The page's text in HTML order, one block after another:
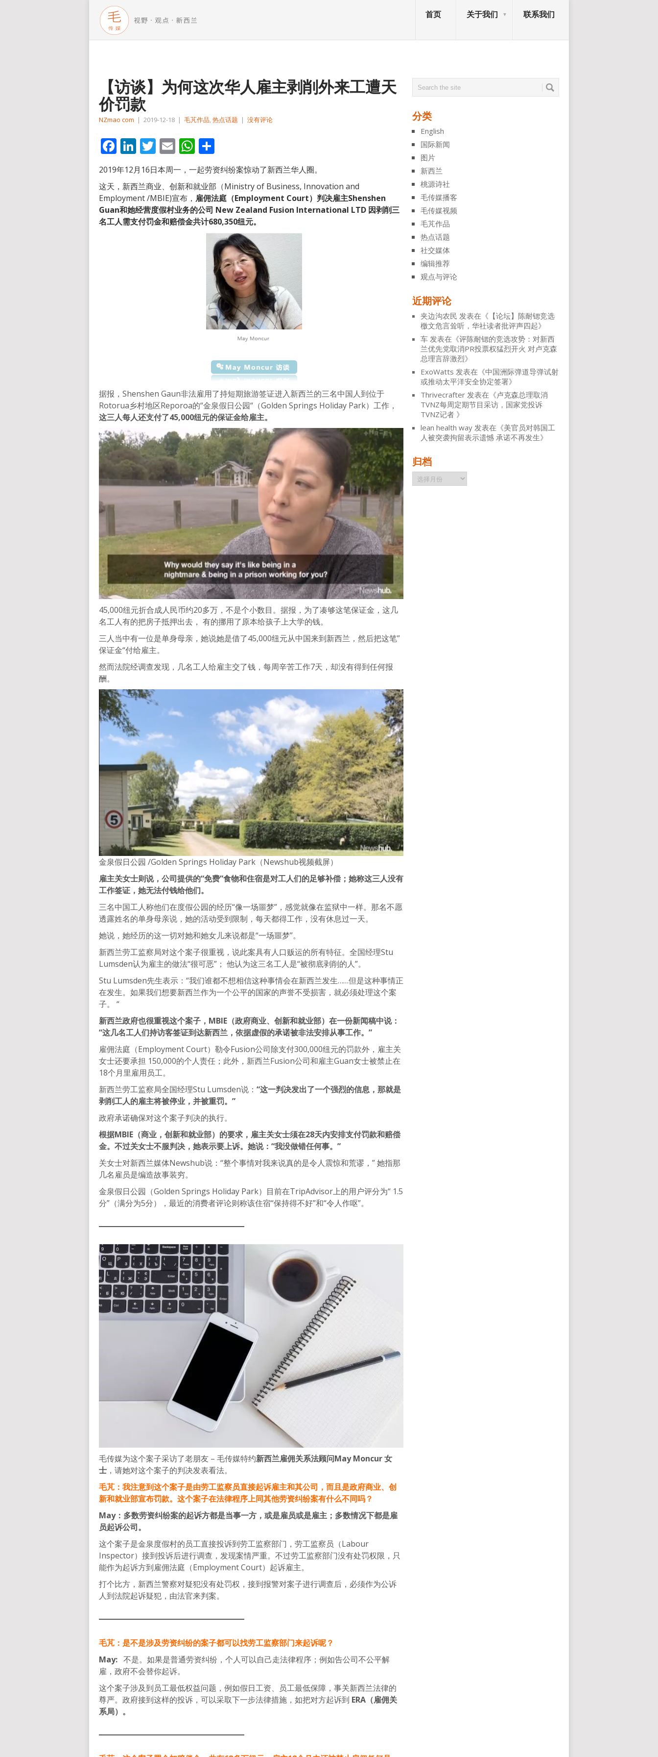
首页 关于我们 联系我们
【访谈】为何这次华人雇主剥削外来工遭天
价罚款
NZmao com | 2019-12-18 | 毛芃作品,热点话题 | 没有评论
Facebook
LinkedIn
Twitter
EmailWhatsApp
享
2019年12月16日本周一，一起劳资纠纷案惊动了新西兰华人圈。
这天，新西兰商业、创新和就业部（Ministry of Business, Innovation and
Employment /MBIE)宣布， 雇佣法庭（Employment Court）判决雇主Shenshen
Guan和她经营度假村业务的公司 New Zealand Fusion International LTD 因剥削三
名工人需支付罚金和赔偿金共计680,350纽元。
据报，Shenshen Gaun非法雇用了持短期旅游签证进入新西兰的三名中国人到位于
Rotorua乡村地区Reporoa的“金泉假日公园“（Golden Springs Holiday Park）工作，
这三人每人还支付了45,000纽元的保证金给雇主。
45,000纽元折合成人民币约20多万，不是个小数目。据报，为了凑够这笔保证金，这几
名工人有的把房子抵押出去， 有的挪用了原本给孩子上大学的钱。
三人当中有一位是单身母亲，她说她是借了45,000纽元从中国来到新西兰，然后把这笔”
保证金“付给雇主。
然而法院经调查发现，几名工人给雇主交了钱，每周辛苦工作7天，却没有得到任何报
酬。
金泉假日公园 /Golden Springs Holiday Park（Newshub视频截屏）
雇主关女士则说，公司提供的“免费”食物和住宿是对工人们的足够补偿；她称这三人没有
工作签证，她无法付钱给他们。
三名中国工人称他们在度假公园的经历“像一场噩梦”，感觉就像在监狱中一样。那名不愿
透露姓名的单身母亲说，她的活动受到限制，每天都得工作，没有休息过一天。
她说，她经历的这一切对她和她女儿来说都是“一场噩梦”。
新西兰劳工监察局对这个案子很重视，说此案具有人口贩运的所有特征。全国经理Stu
Lumsden认为雇主的做法“很可恶”； 他认为这三名工人是“被彻底剥削的人”。
Stu Lumsden先生表示：“我们谁都不想相信这种事情会在新西兰发生……但是这种事情正
在发生。如果我们想要新西兰作为一个公平的国家的声誉不受损害，就必须处理这个案
子。 “
新西兰政府也很重视这个案子，MBIE（政府商业、创新和就业部）在一份新闻稿中说：
“这几名工人们持访客签证到达新西兰，依据虚假的承诺被非法安排从事工作。”
雇佣法庭（Employment Court）勒令Fusion公司除支付300,000纽元的罚款外，雇主关
女士还要承担 150,000的个人责任；此外，新西兰Fusion公司和雇主Guan女士被禁止在
18个月里雇用员工。
新西兰劳工监察局全国经理Stu Lumsden说： “这一判决发出了一个强烈的信息，那就是
剥削工人的雇主将被停业，并被重罚。”
政府承诺确保对这个案子判决的执行。
根据MBIE（商业，创新和就业部）的要求，雇主关女士须在28天内安排支付罚款和赔偿
金。不过关女士不服判决，她表示要上诉。她说：“我没做错任何事。”
关女士对新西兰媒体Newshub说：“整个事情对我来说真的是令人震惊和荒谬，” 她指那
几名雇员是编造故事装穷。
金泉假日公园（Golden Springs Holiday Park）目前在TripAdvisor上的用户评分为“ 1.5
分”（满分为5分），最近的消费者评论则称该住宿“保持得不好”和“令人作呕”。
毛传媒为这个案子采访了老朋友 – 毛传媒特约新西兰雇佣关系法顾问May Moncur 女
士 ，请她对这个案子的判决发表看法。
毛芃：我注意到这个案子是由劳工监察员直接起诉雇主和其公司，而且是政府商业、创
新和就业部宣布罚款。这个案子在法律程序上同其他劳资纠纷案有什么不同吗？
May：多数劳资纠纷案的起诉方都是当事一方，或是雇员或是雇主；多数情况下都是雇
员起诉公司。
这个案子是金泉度假村的员工直接投诉到劳工监察部门，劳工监察员（Labour
Inspector）接到投诉后进行调查，发现案情严重。不过劳工监察部门没有处罚权限，只
能作为起诉方到雇佣法庭（Employment Court）起诉雇主。
打个比方，新西兰警察对疑犯没有处罚权，接到报警对案子进行调查后，必须作为公诉
人到法院起诉疑犯，由法官来判案。
毛芃：是不是涉及劳资纠纷的案子都可以找劳工监察部门来起诉呢？
May: 不是。如果是普通劳资纠纷，个人可以自己走法律程序；例如告公司不公平解
雇，政府不会替你起诉。
这个案子涉及到员工最低权益问题，例如假日工资、员工最低保障，事关新西兰法律的
尊严。政府接到这样的投诉，可以采取下一步法律措施，如把对方起诉到 ERA（雇佣关
系局）。
分类
English
国际新闻
图片
新西兰
桃源诗社
毛传媒播客
毛传媒视频
毛芃作品
热点话题
社交媒体
编辑推荐
观点与评论
近期评论
夹边沟农民 发表在《 【论坛】陈耐锶竞选
檄文危言耸听，华社读者批评声四起》
车 发表在《评陈耐锶的竞选攻势：对新西
兰优先党取消PR投票权猛烈开火 对卢克森
总理言辞激烈》
ExoWatts 发表在《中国洲际弹道导弹试射
或推动太平洋安全协定签署》
Thrivecrafter 发表在《卢克森总理取消
TVNZ每周定期节目采访，国家党投诉
TVNZ记者 》
lean health way 发表在《美官员对韩国工
人被突袭拘留表示遗憾 承诺不再发生》
归档
归
档